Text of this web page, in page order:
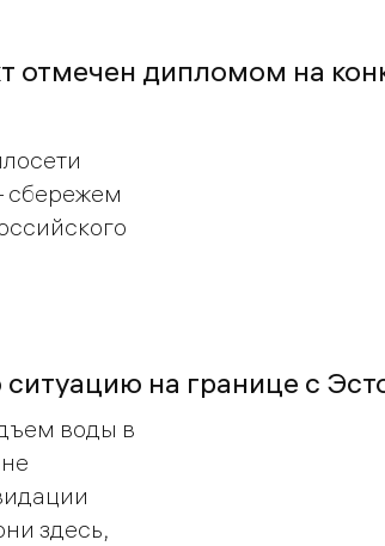
отмечен дипломом на
сбережем
на границе с
воды в
здесь,